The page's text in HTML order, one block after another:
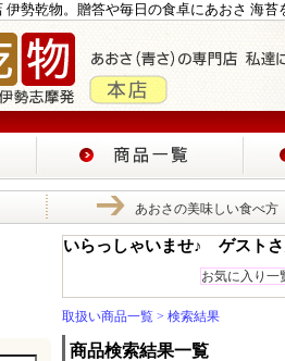
伊勢乾物。贈答や毎日の食卓にあおさ 海苔
あおさの美味しい食べ方
いらっしゃいませ♪ ゲスト
お気に入り一
取扱い商品一覧> 検索結果
商品検索結果一覧